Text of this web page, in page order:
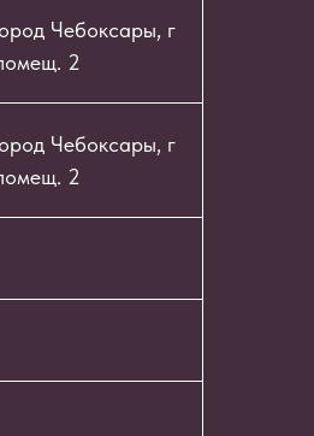
Чебоксары, г
2
Чебоксары, г
2